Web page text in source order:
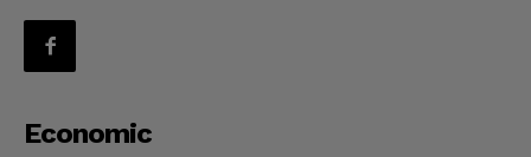
Economic